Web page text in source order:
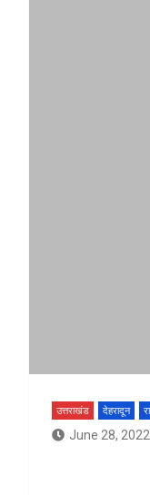
उत्तराखंड देहरादून
June 28, 2022